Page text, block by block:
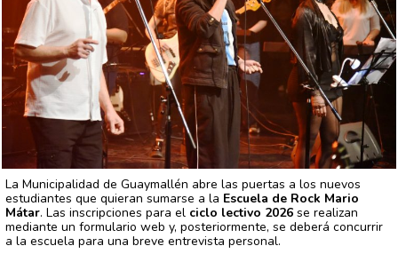
La Municipalidad de Guaymallén abre las puertas a los nuevos
estudiantes que quieran sumarse a la Escuela de Rock Mario
Mátar. Las inscripciones para el ciclo lectivo 2026 se realizan
mediante un formulario web y, posteriormente, se deberá concurrir
a la escuela para una breve entrevista personal.